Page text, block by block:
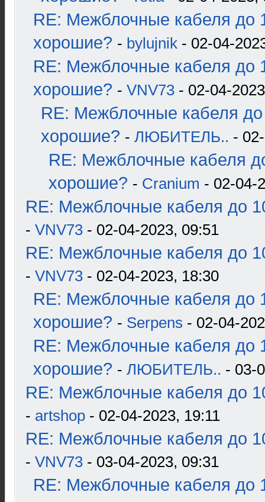
RE: Межблочные кабеля до
хорошие? - bylujnik - 02-04-
RE: Межблочные кабеля до
хорошие? - VNV73 - 02-04-
RE: Межблочные кабеля до
хорошие? - ЛЮБИТЕЛЬ.. -
RE: Межблочные кабеля
хорошие? - Cranium - 02-04-
RE: Межблочные кабеля до
- VNV73 - 02-04-2023, 09:51
RE: Межблочные кабеля до
- VNV73 - 02-04-2023, 18:30
RE: Межблочные кабеля до
хорошие? - Serpens - 02-04-
RE: Межблочные кабеля до
хорошие? - ЛЮБИТЕЛЬ.. - 03-
RE: Межблочные кабеля до
- artshop - 02-04-2023, 19:11
RE: Межблочные кабеля до
- VNV73 - 03-04-2023, 09:31
RE: Межблочные кабеля до